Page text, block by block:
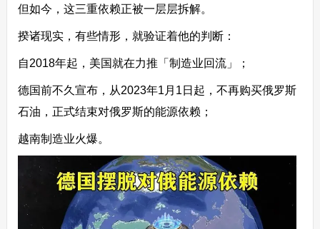
但如今，这三重依赖正被一层层拆解。
揆诸现实，有些情形，就验证着他的判断：
自2018年起，美国就在力推「制造业回流」；
德国前不久宣布，从2023年1月1日起，不再购买俄罗斯
石油，正式结束对俄罗斯的能源依赖；
越南制造业火爆。